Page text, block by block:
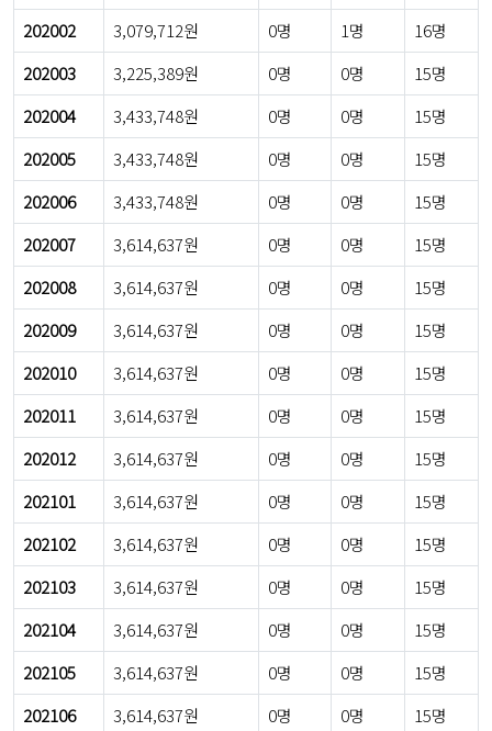
202002
3,079,712원 0명 1명
16명
202003
3,225,389원 0명 0명
15명
202004
3,433,748원 0명 0명
15명
202005
3,433,748원 0명 0명
15명
202006
3,433,748원 0명 0명
15명
202007
3,614,637원 0명 0명
15명
202008
3,614,637원 0명 0명
15명
202009
3,614,637원 0명 0명
15명
202010
3,614,637원 0명 0명
15명
202011
3,614,637원 0명 0명
15명
202012
3,614,637원 0명 0명
15명
202101
3,614,637원 0명 0명
15명
202102
3,614,637원 0명 0명
15명
202103
3,614,637원 0명 0명
15명
202104
3,614,637원 0명 0명
15명
202105
3,614,637원 0명 0명
15명
202106
3,614,637원 0명 0명
15명